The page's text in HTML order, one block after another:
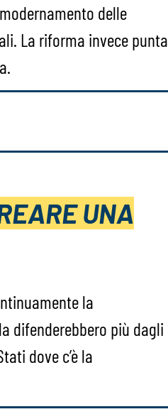
delle
La riforma invece punta
UNA
la
difenderebbero più dagli
dove c’è la